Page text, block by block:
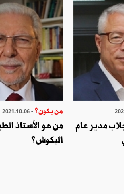
مدير عام
من يكون؟- 2021.10.06
من هو الأستاذ
البكوش؟